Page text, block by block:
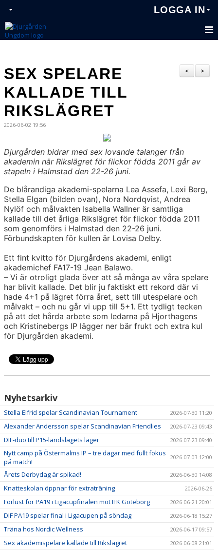
LOGGA IN
>
<
SEX SPELARE
KALLADE TILL
RIKSLÄGRET
2026-06-02 19:56
Djurgården bidrar med sex lovande talanger från
akademin när Rikslägret för flickor födda 2011 går av
stapeln i Halmstad den 22-26 juni.
De blårandiga akademi-spelarna Lea Assefa, Lexi Berg,
Stella Elgan (bilden ovan), Nora Nordqvist, Andrea
Nylöf och målvakten Isabella Wallner är samtliga
kallade till det årliga Rikslägret för flickor födda 2011
som genomförs i Halmstad den 22-26 juni.
Förbundskapten för kullen är Lovisa Delby.
Ett fint kvitto för Djurgårdens akademi, enligt
akademichef FA17-19 Jean Balawo.
– Vi är otroligt glada över att så många av våra spelare
har blivit kallade. Det blir ju faktiskt ett rekord där vi
hade 4+1 på lägret förra året, sett till utespelare och
målvakt – och nu går vi upp till 5+1. Ett tydligt tecken
på att det hårda arbete som ledarna på Hjorthagens
och Kristinebergs IP lägger ner bär frukt och extra kul
för Djurgården akademi.
Nyhetsarkiv
Stella Elfrid spelar Scandinavian Tournament 2026-07-30 11:20
Alexander Andersson spelar Scandinavian Friendlies 2026-07-23 09:43
DIF-duo till P15-landslagets läger 2026-07-23 09:40
Nytt camp på Östermalms IP – tre dagar med fullt fokus
på match!
2026-07-03 12:00
Årets Derbydag är spikad! 2026-06-30 14:08
Knatteskolan öppnar för extraträning 2026-06-26
Förlust för PA19 i Ligacupfinalen mot IFK Göteborg 2026-06-21 20:01
DIF PA19 spelar final i Ligacupen på söndag 2026-06-18 15:27
Träna hos Nordic Wellness 2026-06-17 09:57
Sex akademispelare kallade till Rikslägret 2026-06-08 21:01